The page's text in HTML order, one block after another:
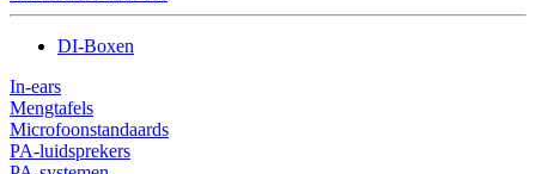
DI-Boxen
In-ears
Mengtafels
Microfoonstandaards
PA-luidsprekers